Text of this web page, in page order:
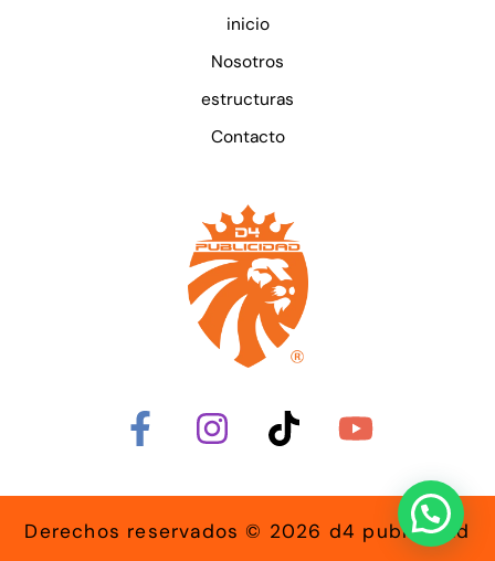
inicio
Nosotros
estructuras
Contacto
Derechos reservados © 2026 d4 publicidad